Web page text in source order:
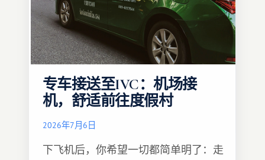
专车接送至IVC：机场接
机，舒适前往度假村
2026年7月6日
下飞机后，你希望一切都简单明了：走